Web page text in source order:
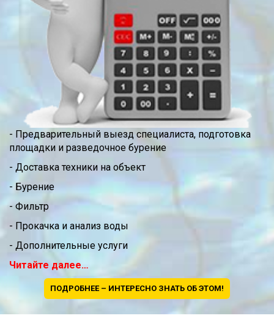
- Предварительный выезд специалиста, подготовка
площадки и разведочное бурение
- Доставка техники на объект
- Бурение
- Фильтр
- Прокачка и анализ воды
- Дополнительные услуги
Читайте далее…
ПОДРОБНЕЕ – ИНТЕРЕСНО ЗНАТЬ ОБ ЭТОМ!